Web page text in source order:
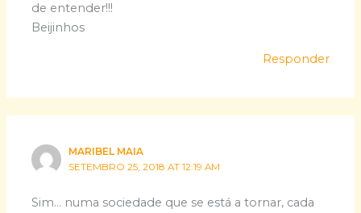
de entender!!!
Beijinhos
Responder
MARIBEL MAIA
SETEMBRO 25, 2018 AT 12:19 AM
Sim… numa sociedade que se está a tornar, cada